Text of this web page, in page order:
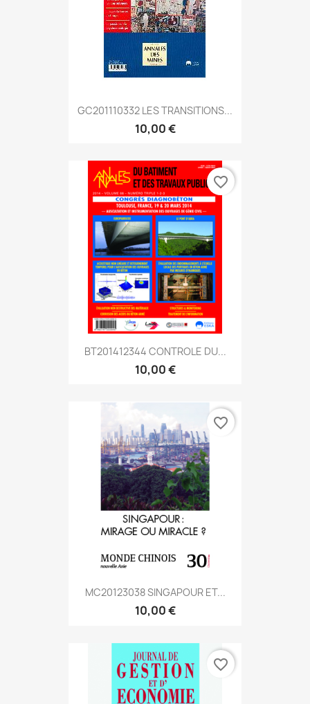
GC201110332 LES TRANSITIONS...
10,00 €
BT201412344 CONTROLE DU...
10,00 €
favorite_border
MC20123038 SINGAPOUR ET...
10,00 €
favorite_border
favorite_border